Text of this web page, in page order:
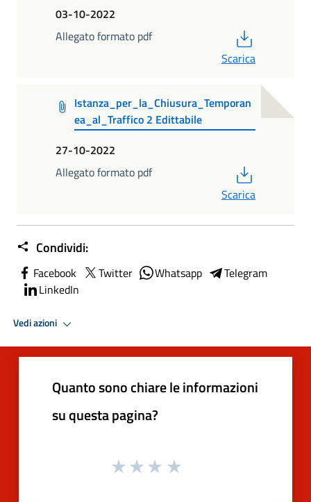
03-10-2022
Allegato formato pdf
Scarica
Istanza_per_la_Chiusura_Temporan
ea_al_Traffico 2 Edittabile
27-10-2022
Allegato formato pdf
Scarica
Condividi:
Facebook Twitter Whatsapp
Telegram
LinkedIn
Vedi azioni
Quanto sono chiare le informazioni
su questa pagina?